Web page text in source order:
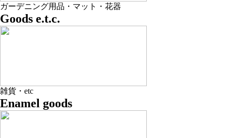
ガーデニング用品・マット・花器
Goods e.t.c.
雑貨・etc
Enamel goods